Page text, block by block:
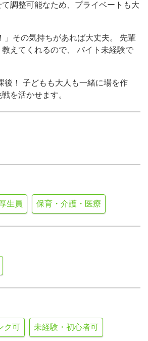
調整可能なため、プライベートも大
」その気持ちがあれば大丈夫。 先輩
えてくれるので、 バイト未経験で
後！ 子どもも大人も一緒に場を作
を活かせます。
生員 保育・介護・医療
ク可 未経験・初心者可